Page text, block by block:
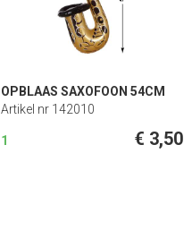
OPBLAAS SAXOFOON 54CM
Artikel nr 142010
1 € 3,50